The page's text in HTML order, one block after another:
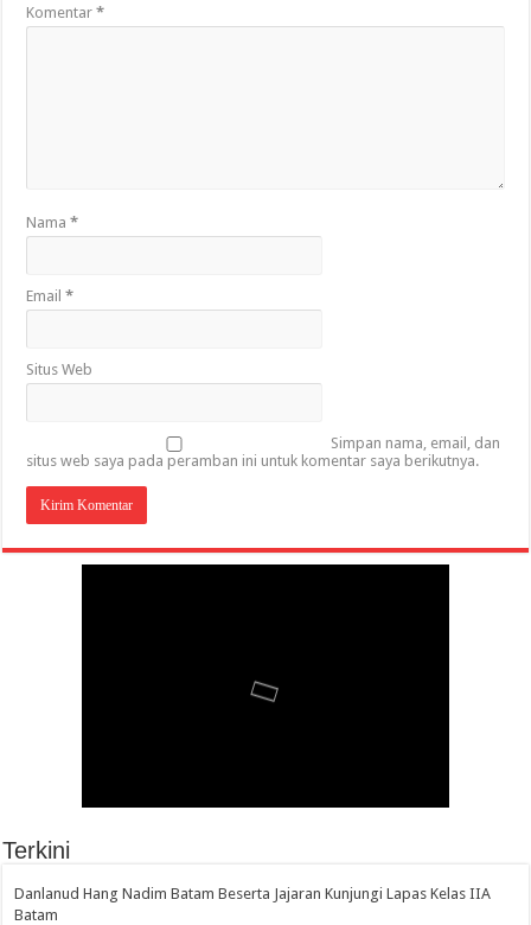
Komentar*
Nama*
Email*
Situs Web
Simpan nama, email, dan
situs web saya pada peramban ini untuk komentar saya berikutnya.
Terkini
Danlanud Hang Nadim Batam Beserta Jajaran Kunjungi Lapas Kelas IIA
Batam